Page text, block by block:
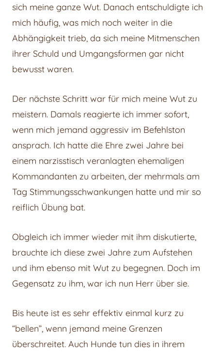
sich meine ganze Wut. Danach entschuldigte ich
mich häufig, was mich noch weiter in die
Abhängigkeit trieb, da sich meine Mitmenschen
ihrer Schuld und Umgangsformen gar nicht
bewusst waren.
Der nächste Schritt war für mich meine Wut zu
meistern. Damals reagierte ich immer sofort,
wenn mich jemand aggressiv im Befehlston
ansprach. Ich hatte die Ehre zwei Jahre bei
einem narzisstisch veranlagten ehemaligen
Kommandanten zu arbeiten, der mehrmals am
Tag Stimmungsschwankungen hatte und mir so
reiflich Übung bat.
Obgleich ich immer wieder mit ihm diskutierte,
brauchte ich diese zwei Jahre zum Aufstehen
und ihm ebenso mit Wut zu begegnen. Doch im
Gegensatz zu ihm, war ich nun Herr über sie.
Bis heute ist es sehr effektiv einmal kurz zu
“bellen”, wenn jemand meine Grenzen
überschreitet. Auch Hunde tun dies in ihrem